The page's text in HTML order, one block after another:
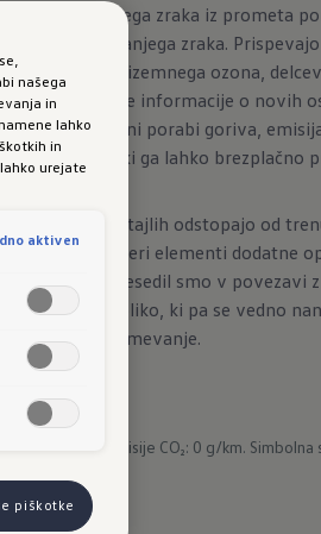
zunanjega zraka iz prometa
kakovosti zunanjega zraka.
prizemnega ozona,
okoljske informacije o novih
o varčni porabi goriva,
zraka, ki ga lahko brezplačno
posameznih detajlih odstopajo od
prikazani nekateri elementi dodatne
berljivost besedil smo v povezavi
slovnično obliko, ki pa se vedno
vam za razumevanje.
Emisije CO₂: 0 g/km. Simbolna
našega
in
lahko
in
urejate
aktiven
piškotke